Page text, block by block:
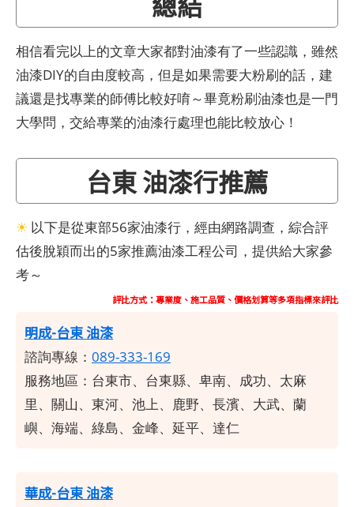
相信看完以上的文章大家都對油漆有了一些認識，雖然
油漆DIY的自由度較高，但是如果需要大粉刷的話，建
議還是找專業的師傅比較好唷～畢竟粉刷油漆也是一門
大學問，交給專業的油漆行處理也能比較放心！
台東 油漆行推薦
☀ 以下是從東部56家油漆行，經由網路調查，綜合評
估後脫穎而出的5家推薦油漆工程公司，提供給大家參
考～
評比方式：專業度、施工品質、價格划算等多項指標來評比
明成-台東油漆
諮詢專線： 089-333-169
服務地區： 台東市、台東縣、卑南、成功、太麻
里、關山、東河、池上、鹿野、長濱、大武、蘭
嶼、海端、綠島、金峰、延平、達仁
華成-台東油漆